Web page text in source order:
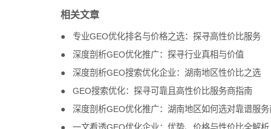
相关文章
专业GEO优化排名与价格之选：探寻高性价比服务
深度剖析GEO优化推广：探寻行业真相与价值
深度剖析GEO搜索优化企业：湖南地区性价比之选
GEO搜索优化：探寻可靠且高性价比服务商指南
深度剖析GEO优化推广：湖南地区如何选对靠谱服务